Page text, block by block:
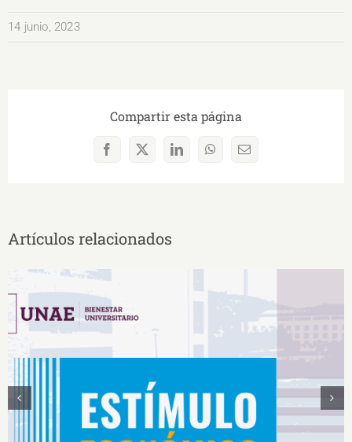
14 junio, 2023
Compartir esta página
Facebook
X LinkedInWhatsAppCorreo
Artículos relacionados
Estímulos Económicos para Deportistas de Alto
Rendimiento IS2026